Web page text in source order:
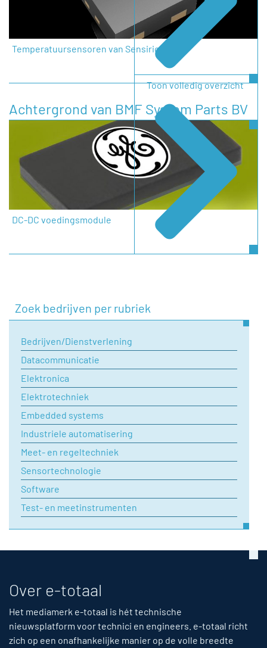
Temperatuursensoren van Sensirion
Achtergrond van BMF System Parts BV
DC-DC voedingsmodule
Toon volledig overzicht
Zoek bedrijven per rubriek
Bedrijven/Dienstverlening
Datacommunicatie
Elektronica
Elektrotechniek
Embedded systems
Industriele automatisering
Meet- en regeltechniek
Sensortechnologie
Software
Test- en meetinstrumenten
Over e-totaal
Het mediamerk e-totaal is hét technische
nieuwsplatform voor technici en engineers. e-totaal richt
zich op een onafhankelijke manier op de volle breedte